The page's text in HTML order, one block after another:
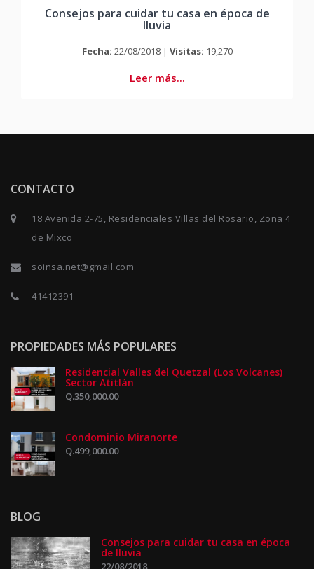
Consejos para cuidar tu casa en época de
lluvia
Fecha: 22/08/2018 | Visitas: 19,270
Leer más...
CONTACTO
18 Avenida 2-75, Residenciales Villas del Rosario, Zona 4
de Mixco
soinsa.net@gmail.com
41412391
PROPIEDADES MÁS POPULARES
Residencial Valles del Quetzal (Los Volcanes)
Sector Atitlán
Q.350,000.00
Condominio Miranorte
Q.499,000.00
BLOG
Consejos para cuidar tu casa en época
de lluvia
22/08/2018